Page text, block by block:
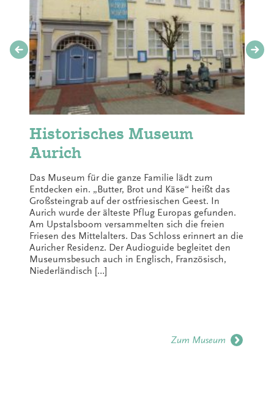
Historisches Museum
Aurich
Das Museum für die ganze Familie lädt zum
Entdecken ein. „Butter, Brot und Käse“ heißt das
Großsteingrab auf der ostfriesischen Geest. In
Aurich wurde der älteste Pflug Europas gefunden.
Am Upstalsboom versammelten sich die freien
Friesen des Mittelalters. Das Schloss erinnert an die
Auricher Residenz. Der Audioguide begleitet den
Museumsbesuch auch in Englisch, Französisch,
Niederländisch […]
Zum Museum